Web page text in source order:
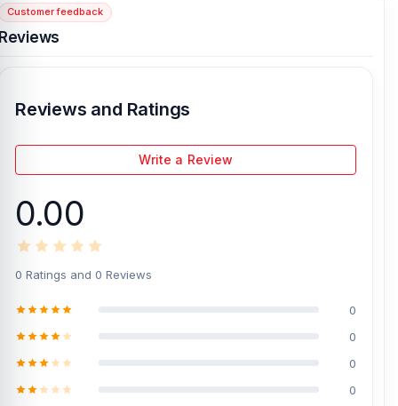
Customer feedback
Reviews and Ratings
Write a Review
0.00
0 Ratings and 0 Reviews
0
0
0
0